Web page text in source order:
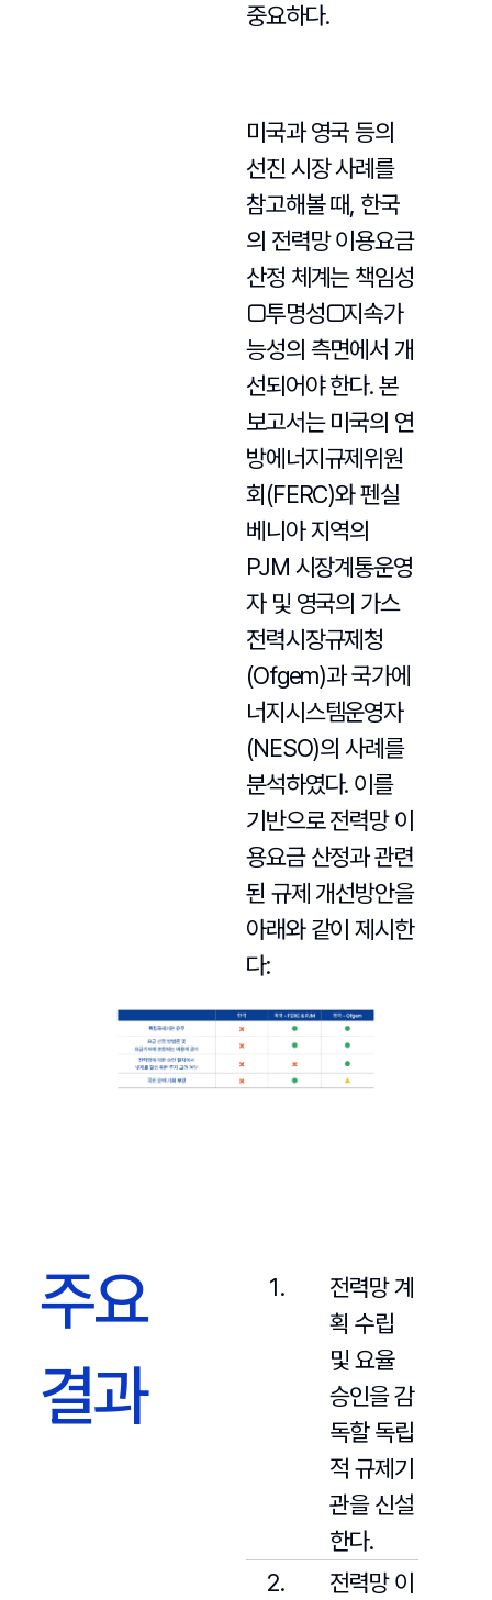
중요하다.
미국과 영국 등의
선진 시장 사례를
참고해볼 때, 한국
의 전력망 이용요금
산정 체계는 책임성
□투명성□지속가
능성의 측면에서 개
선되어야 한다. 본
보고서는 미국의 연
방에너지규제위원
회(FERC)와 펜실
베니아 지역의
PJM 시장계통운영
자 및 영국의 가스
전력시장규제청
(Ofgem)과 국가에
너지시스템운영자
(NESO)의 사례를
분석하였다. 이를
기반으로 전력망 이
용요금 산정과 관련
된 규제 개선방안을
아래와 같이 제시한
다:
주요
결과
전력망 계
획 수립
및 요율
승인을 감
독할 독립
적 규제기
관을 신설
한다.
전력망 이